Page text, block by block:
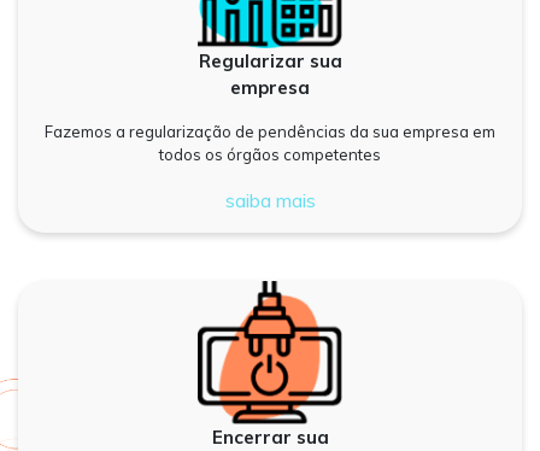
Regularizar sua
empresa
Fazemos a regularização de pendências da sua empresa em
todos os órgãos competentes
saiba mais
Encerrar sua